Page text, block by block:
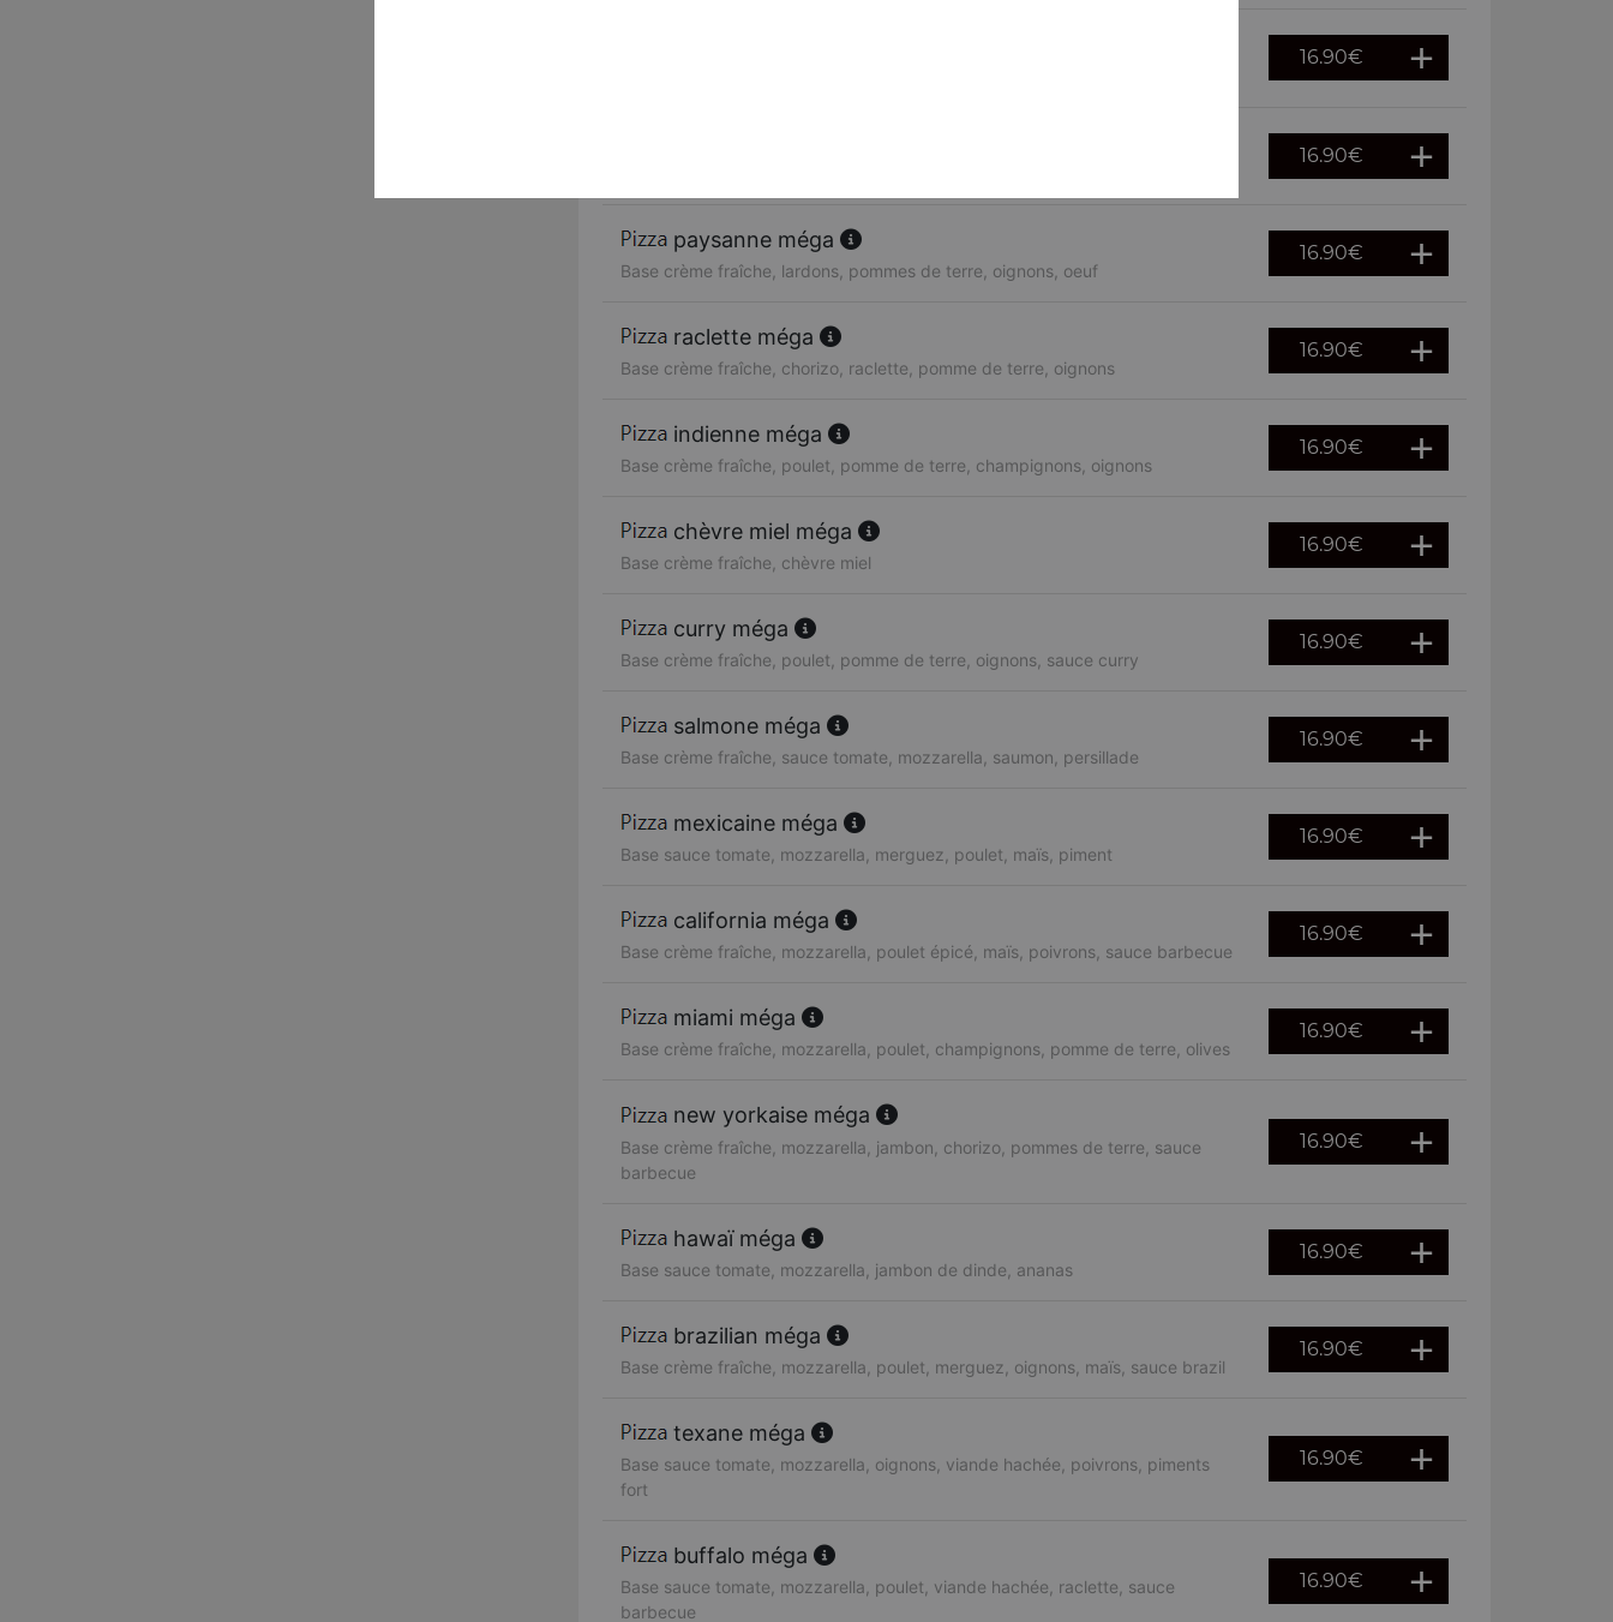
16.90€
16.90€
paysanne méga
Base crème fraîche, lardons, pommes de terre, oignons, oeuf
16.90€
raclette méga
Base crème fraîche, chorizo, raclette, pomme de terre, oignons
16.90€
indienne méga
Base crème fraîche, poulet, pomme de terre, champignons, oignons
16.90€
chèvre miel méga
Base crème fraîche, chèvre miel
16.90€
curry méga
Base crème fraîche, poulet, pomme de terre, oignons, sauce curry
16.90€
salmone méga
Base crème fraîche, sauce tomate, mozzarella, saumon, persillade
16.90€
mexicaine méga
Base sauce tomate, mozzarella, merguez, poulet, maïs, piment
16.90€
california méga
Base crème fraîche, mozzarella, poulet épicé, maïs, poivrons, sauce barbecue
16.90€
miami méga
Base crème fraîche, mozzarella, poulet, champignons, pomme de terre, olives
16.90€
new yorkaise méga
Base crème fraîche, mozzarella, jambon, chorizo, pommes de terre, sauce
barbecue
16.90€
hawaï méga
Base sauce tomate, mozzarella, jambon de dinde, ananas
16.90€
brazilian méga
Base crème fraîche, mozzarella, poulet, merguez, oignons, maïs, sauce brazil
16.90€
texane méga
Base sauce tomate, mozzarella, oignons, viande hachée, poivrons, piments
fort
16.90€
buffalo méga
Base sauce tomate, mozzarella, poulet, viande hachée, raclette, sauce
barbecue
16.90€